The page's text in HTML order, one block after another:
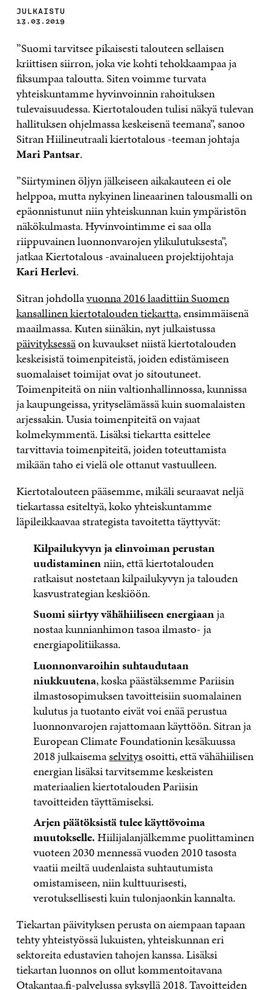
JULKAISTU
13.03.2019
”Suomi tarvitsee pikaisesti talouteen sellaisen
kriittisen siirron, joka vie kohti tehokkaampaa ja
fiksumpaa taloutta. Siten voimme turvata
yhteiskuntamme hyvinvoinnin rahoituksen
tulevaisuudessa. Kiertotalouden tulisi näkyä tulevan
hallituksen ohjelmassa keskeisenä teemana”, sanoo
Sitran Hiilineutraali kiertotalous -teeman johtaja
Mari Pantsar.
”Siirtyminen öljyn jälkeiseen aikakauteen ei ole
helppoa, mutta nykyinen lineaarinen talousmalli on
epäonnistunut niin yhteiskunnan kuin ympäristön
näkökulmasta. Hyvinvointimme ei saa olla
riippuvainen luonnonvarojen ylikulutuksesta”,
jatkaa Kiertotalous -avainalueen projektijohtaja
Kari Herlevi.
Sitran johdollavuonna 2016 laadittiin Suomen
kansallinen kiertotalouden tiekartta, ensimmäisenä
maailmassa. Kuten siinäkin, nyt julkaistussa
päivityksessäon kuvaukset niistä kiertotalouden
keskeisistä toimenpiteistä, joiden edistämiseen
suomalaiset toimijat ovat jo sitoutuneet.
Toimenpiteitä on niin valtionhallinnossa, kunnissa
ja kaupungeissa, yrityselämässä kuin suomalaisten
arjessakin. Uusia toimenpiteitä on vajaat
kolmekymmentä. Lisäksi tiekartta esittelee
tarvittavia toimenpiteitä, joiden toteuttamista
mikään taho ei vielä ole ottanut vastuulleen.
Kiertotalouteen pääsemme, mikäli seuraavat neljä
tiekartassa esiteltyä, koko yhteiskuntamme
läpileikkaavaa strategista tavoitetta täyttyvät:
Kilpailukyvyn ja elinvoiman perustan
uudistaminenniin, että kiertotalouden
ratkaisut nostetaan kilpailukyvyn ja talouden
kasvustrategian keskiöön.
Suomi siirtyy vähähiiliseen energiaanja
nostaa kunnianhimon tasoa ilmasto- ja
energiapolitiikassa.
Luonnonvaroihin suhtaudutaan
niukkuutena, koska päästäksemme Pariisin
ilmastosopimuksen tavoitteisiin suomalainen
kulutus ja tuotanto eivät voi enää perustua
luonnonvarojen rajattomaan käyttöön. Sitran ja
European Climate Foundationin kesäkuussa
2018 julkaisemaselvitysosoitti, että vähähiilisen
energian lisäksi tarvitsemme keskeisten
materiaalien kiertotalouden Pariisin
tavoitteiden täyttämiseksi.
Arjen päätöksistä tulee käyttövoima
muutokselle.Hiilijalanjälkemme puolittaminen
vuoteen 2030 mennessä vuoden 2010 tasosta
vaatii meiltä uudenlaista suhtautumista
omistamiseen, niin kulttuurisesti,
verotuksellisesti kuin tulonjaonkin kannalta.
Tiekartan päivityksen perusta on aiempaan tapaan
tehty yhteistyössä lukuisten, yhteiskunnan eri
sektoreita edustavien tahojen kanssa. Lisäksi
tiekartan luonnos on ollut kommentoitavana
Otakantaa.fi-palvelussa syksyllä 2018. Tavoitteiden